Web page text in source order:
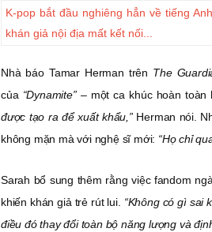
K-pop bắt đầu nghiêng hẳn về tiếng
khán giả nội địa mất kết nối...
Nhà báo Tamar Herman trên The
của “Dynamite”– một ca khúc hoàn toàn
được tạo ra để xuất khẩu,”Herman nói.
không mặn mà với nghệ sĩ mới: “Họ chỉ
Sarah bổ sung thêm rằng việc fandom
khiến khán giả trẻ rút lui. “Không có gì sai
điều đó thay đổi toàn bộ năng lượng và